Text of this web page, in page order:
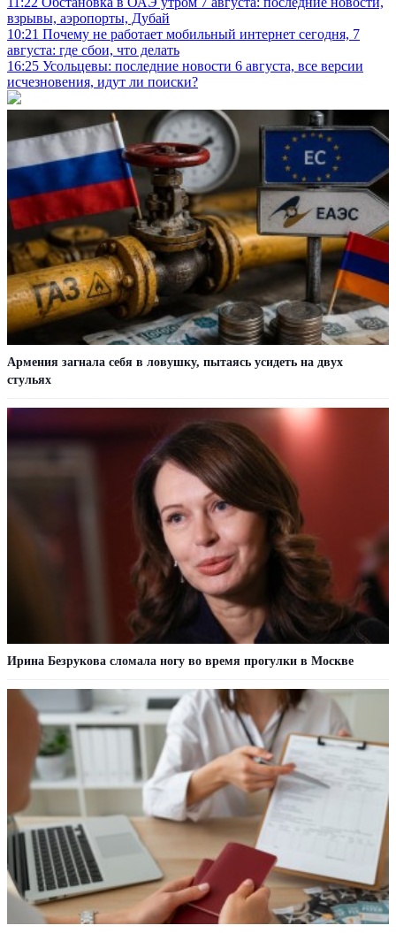
взрывы, аэропорты, Дубай
10:21 Почему не работает мобильный интернет сегодня, 7
августа: где сбои, что делать
16:25 Усольцевы: последние новости 6 августа, все версии
исчезновения, идут ли поиски?
Армения загнала себя в ловушку, пытаясь усидеть на двух
стульях
Ирина Безрукова сломала ногу во время прогулки в Москве